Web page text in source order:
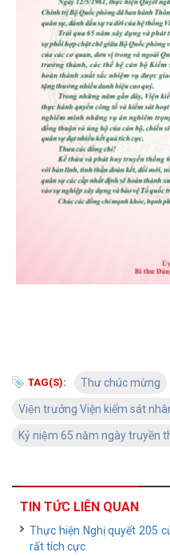
TAG(S): Thư chúc mừng
Viện trưởng Viện kiểm sát
Kỷ niệm 65 năm ngày truyền
TIN TỨC LIÊN QUAN
Thực hiện Nghị quyết 205
rất tích cực